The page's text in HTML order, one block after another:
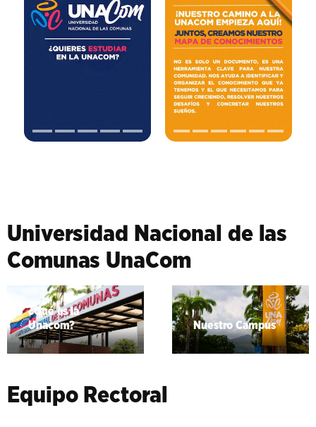
Universidad Nacional de las
Comunas UnaCom
¿Qué es la
Unacom?
Nuestro Campus
Equipo Rectoral